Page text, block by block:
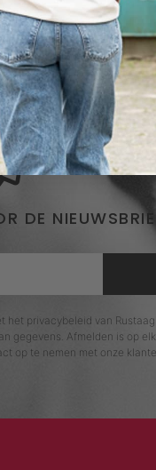
DE
privacybeleid van
gegevens. Afmelden is op
op te nemen met onze